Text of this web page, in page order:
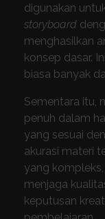
digunakan
storyboard
menghasilkan
konsep dasar.
biasa banyak
Sementara itu,
penuh dalam
yang sesuai
akurasi materi
yang
menjaga
keputusan